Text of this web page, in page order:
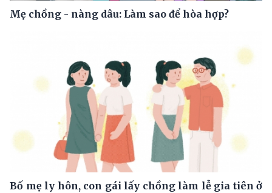
Mẹ chồng - nàng dâu: Làm sao để hòa hợp?
Bố mẹ ly hôn, con gái lấy chồng làm lễ gia tiên ở